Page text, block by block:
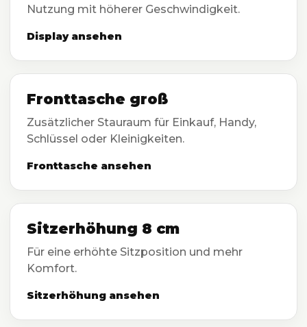
Nutzung mit höherer Geschwindigkeit.
Display ansehen
Fronttasche groß
Zusätzlicher Stauraum für Einkauf, Handy,
Schlüssel oder Kleinigkeiten.
Fronttasche ansehen
Sitzerhöhung 8 cm
Für eine erhöhte Sitzposition und mehr
Komfort.
Sitzerhöhung ansehen